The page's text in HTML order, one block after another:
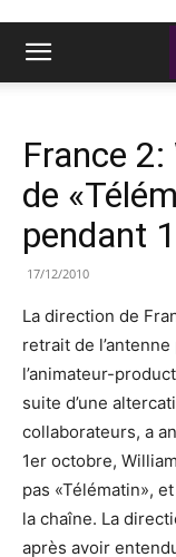
France
de
pendant
17/12/2010
La direction de
retrait de
l’animateur-
suite d’une
collaborateurs, a
1er octobre,
pas «Télématin»,
la chaîne. La
après avoir